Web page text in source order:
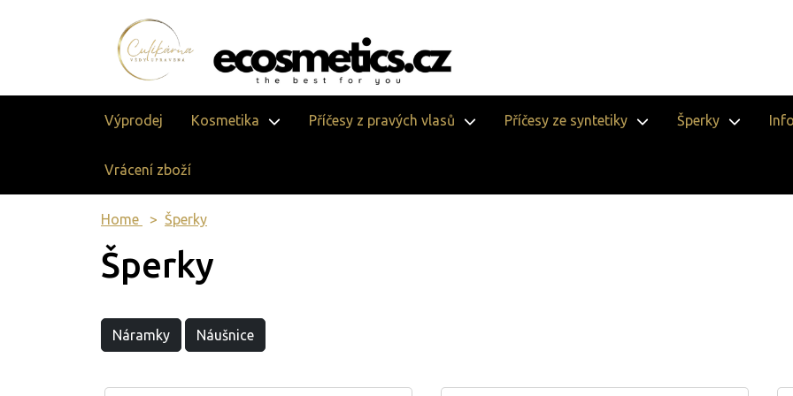
Výprodej Kosmetika Příčesy z pravých vlasů Příčesy ze syntetiky Šperky
Vrácení zboží
Home Šperky
Šperky
Náramky Náušnice